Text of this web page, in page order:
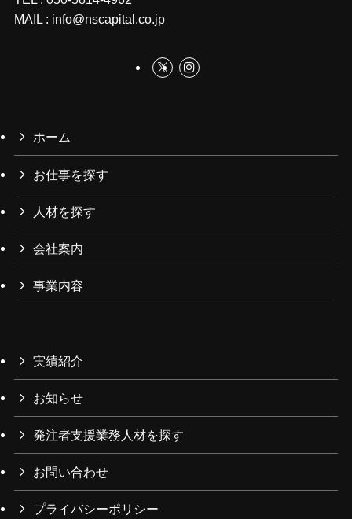
MAIL : info@nscapital.co.jp
ホーム
お仕事を探す
人材を探す
会社案内
事業内容
実績紹介
お知らせ
発注者支援業務人材を探す
お問い合わせ
プライバシーポリシー